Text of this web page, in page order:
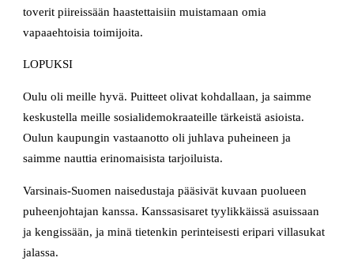
toverit piireissään haastettaisiin muistamaan omia
vapaaehtoisia toimijoita.
LOPUKSI
Oulu oli meille hyvä. Puitteet olivat kohdallaan, ja saimme
keskustella meille sosialidemokraateille tärkeistä asioista.
Oulun kaupungin vastaanotto oli juhlava puheineen ja
saimme nauttia erinomaisista tarjoiluista.
Varsinais-Suomen naisedustaja pääsivät kuvaan puolueen
puheenjohtajan kanssa. Kanssasisaret tyylikkäissä asuissaan
ja kengissään, ja minä tietenkin perinteisesti eripari villasukat
jalassa.